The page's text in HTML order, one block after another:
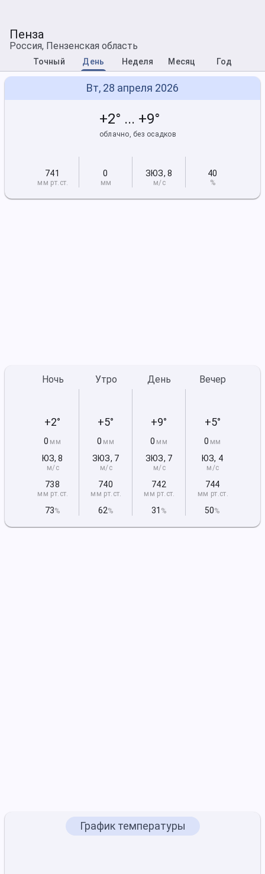
Пенза
Россия, Пензенская область
Точный День Неделя Месяц Год
Вт, 28 апреля 2026
+2° ... +9°
облачно, без осадков
741
мм рт.ст.
0
мм
ЗЮЗ, 8
м/с
40
%
Ночь
+2°
0 мм
ЮЗ,8
м/с
738
мм рт.ст.
73%
Утро
+5°
0 мм
ЗЮЗ, 7
м/с
740
мм рт.ст.
62%
День
+9°
0 мм
ЗЮЗ, 7
м/с
742
мм рт.ст.
31 %
Вечер
+5°
0 мм
ЮЗ, 4
м/с
744
мм рт.ст.
50%
График температуры